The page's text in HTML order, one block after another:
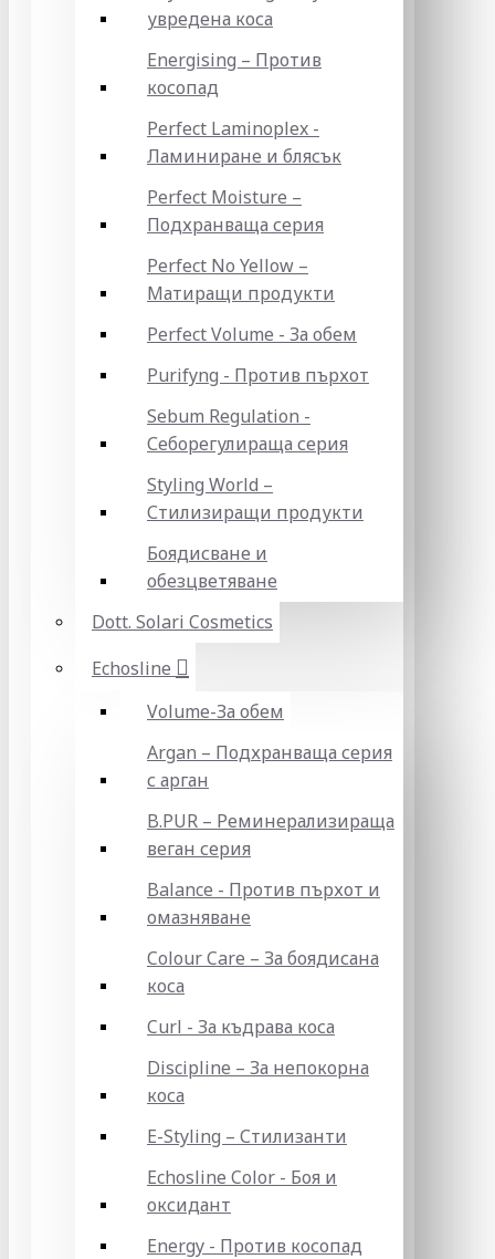
увредена коса
Energising – Против
косопад
Perfect Laminoplex -
Ламиниране и блясък
Perfect Moisture –
Подхранваща серия
Perfect No Yellow –
Матиращи продукти
Perfect Volume - За обем
Purifyng - Против пърхот
Sebum Regulation -
Себорегулираща серия
Styling World –
Стилизиращи продукти
Боядисване и
обезцветяване
Dott. Solari Cosmetics
Echosline
Volume-За обем
Argan – Подхранваща серия
с арган
B.PUR – Реминерализираща
веган серия
Balance - Против пърхот и
омазняване
Colour Care – За боядисана
коса
Curl - За къдрава коса
Discipline – За непокорна
коса
E-Styling – Стилизанти
Echosline Color - Боя и
оксидант
Energy - Против косопад